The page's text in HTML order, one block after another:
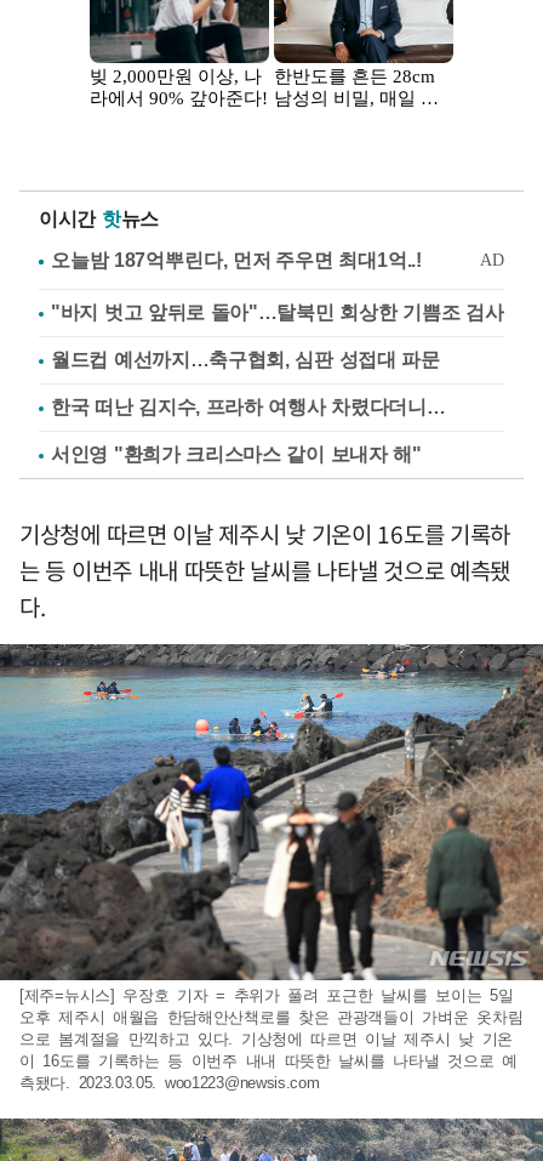
이시간 핫뉴스
"바지 벗고 앞뒤로 돌아"…탈북민 회상한 기쁨조 검사
월드컵 예선까지…축구협회, 심판 성접대 파문
한국 떠난 김지수, 프라하 여행사 차렸다더니…
서인영 "환희가 크리스마스 같이 보내자 해"
기상청에 따르면 이날 제주시 낮 기온이 16도를 기록하
는 등 이번주 내내 따뜻한 날씨를 나타낼 것으로 예측됐
다.
[제주=뉴시스] 우장호 기자 = 추위가 풀려 포근한 날씨를 보이는 5일
오후 제주시 애월읍 한담해안산책로를 찾은 관광객들이 가벼운 옷차림
으로 봄계절을 만끽하고 있다. 기상청에 따르면 이날 제주시 낮 기온
이 16도를 기록하는 등 이번주 내내 따뜻한 날씨를 나타낼 것으로 예
측됐다. 2023.03.05. woo1223@newsis.com